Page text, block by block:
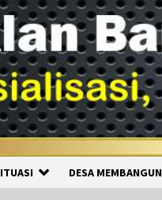
DESA MEMBANGUN